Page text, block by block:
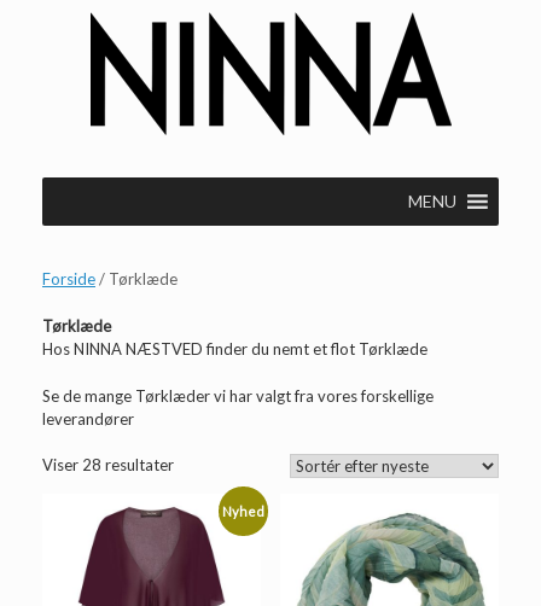
MENU
Forside/ Tørklæde
Tørklæde
Hos NINNA NÆSTVED finder du nemt et flot Tørklæde
Se de mange Tørklæder vi har valgt fra vores forskellige
leverandører
Viser 28 resultaterSorteret
senesteNyhed